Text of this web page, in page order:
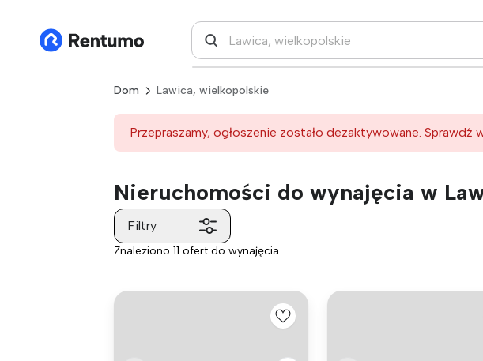
Dom Lawica, wielkopolskie
Przepraszamy, ogłoszenie zostało dezaktywowane.
Nieruchomości do wynajęcia w
Filtry
Znaleziono 11 ofert do wynajęcia